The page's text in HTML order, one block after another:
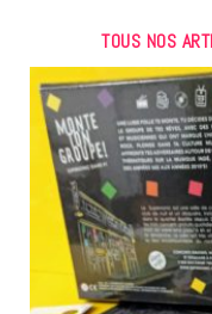
TOUS NOS